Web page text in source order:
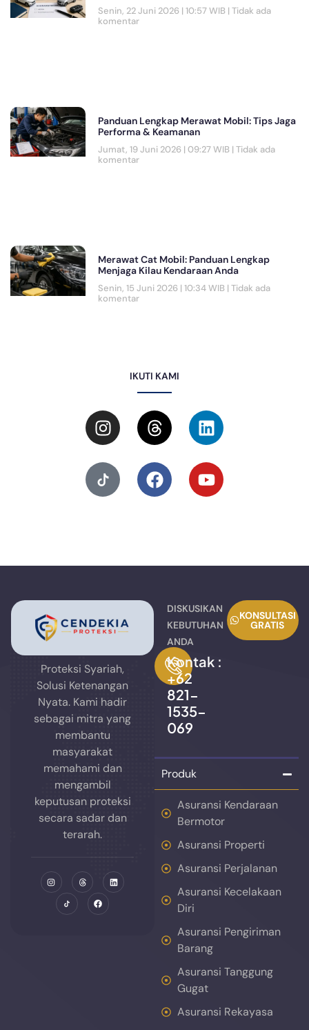
Senin, 22 Juni 2026 | 10:57 WIB Tidak ada
komentar
Panduan Lengkap Merawat Mobil: Tips Jaga
Performa & Keamanan
Jumat, 19 Juni 2026 | 09:27 WIB Tidak ada
komentar
Merawat Cat Mobil: Panduan Lengkap
Menjaga Kilau Kendaraan Anda
Senin, 15 Juni 2026 | 10:34 WIB Tidak ada
komentar
IKUTI KAMI
Proteksi Syariah,
Solusi Ketenangan
Nyata. Kami hadir
sebagai mitra yang
membantu
masyarakat
memahami dan
mengambil
keputusan proteksi
secara sadar dan
terarah.
DISKUSIKAN
KEBUTUHAN
ANDA
Kontak :
+62
821-
1535-
069
KONSULTASI
GRATIS
Produk
Asuransi Kendaraan
Bermotor
Asuransi Properti
Asuransi Perjalanan
Asuransi Kecelakaan
Diri
Asuransi Pengiriman
Barang
Asuransi Tanggung
Gugat
Asuransi Rekayasa